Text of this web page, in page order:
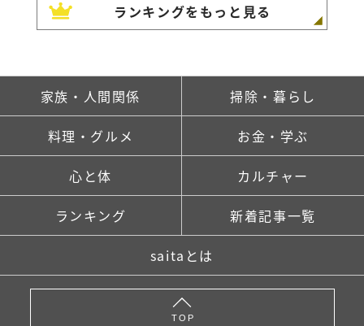
ランキングをもっと見る
家族・人間関係 掃除・暮らし
料理・グルメ お金・学ぶ
心と体 カルチャー
ランキング 新着記事一覧
saitaとは
TOP